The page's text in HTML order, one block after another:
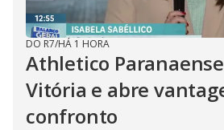
DO R7/HÁ 1 HORA
Athletico
Vitória e abre
confronto